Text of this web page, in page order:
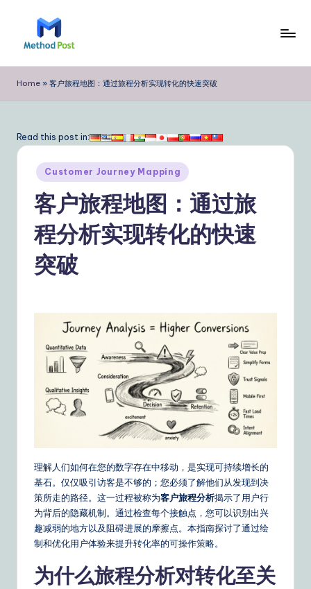
e
t
o
m
C
hi
Home » 客户旅程地图：通过旅程分析实现转化的快速突破
Read this post in:
Posted
in
Customer Journey Mapping
客户旅程地图：通过旅
程分析实现转化的快速
突破
理解人们如何在您的数字存在中移动，是实现可持续增长的
基石。仅仅吸引访客是不够的；您必须了解他们从发现到决
策所走的路径。这一过程被称为客户旅程分析揭示了用户行
为背后的隐藏机制。通过检查每个接触点，您可以识别出兴
趣减弱的地方以及阻碍进展的摩擦点。本指南探讨了通过绘
制和优化用户体验来提升转化率的可操作策略。
为什么旅程分析对转化至关